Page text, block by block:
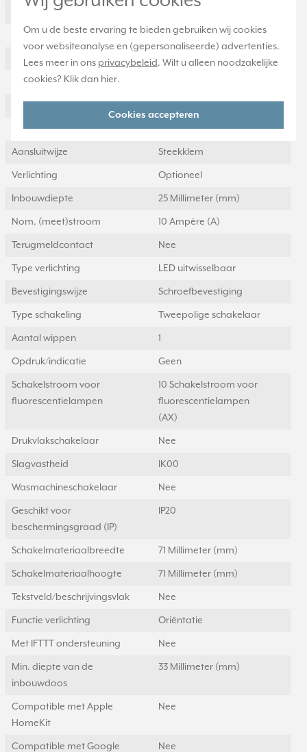
Om u de beste ervaring te bieden gebruiken wij cookies
voor websiteanalyse en (gepersonaliseerde) advertenties.
Lees meer in ons privacybeleid. Wilt u alleen noodzakelijke
cookies? Klik dan hier.
Cookies accepteren
Nom. spanning
Montagewijze Inbouw (stucwerk)
Samenstelling Basiselement
Bedieningswijze
Met montageplaat Nee
Aansluitwijze Steekklem
Verlichting Optioneel
Inbouwdiepte 25 Millimeter (mm)
Nom. (meet)stroom 10 Ampère (A)
Terugmeldcontact Nee
Type verlichting LED uitwisselbaar
Bevestigingswijze Schroefbevestiging
Type schakeling Tweepolige schakelaar
Aantal wippen 1
Opdruk/indicatie Geen
Schakelstroom voor
fluorescentielampen
10 Schakelstroom voor
fluorescentielampen
(AX)
Drukvlakschakelaar Nee
Slagvastheid IK00
Wasmachineschakelaar Nee
Geschikt voor
beschermingsgraad (IP)
IP20
Schakelmateriaalbreedte 71 Millimeter (mm)
Schakelmateriaalhoogte 71 Millimeter (mm)
Tekstveld/beschrijvingsvlak Nee
Functie verlichting Oriëntatie
Met IFTTT ondersteuning Nee
Min. diepte van de
inbouwdoos
33 Millimeter (mm)
Compatible met Apple
HomeKit
Nee
Compatible met Google
Nee